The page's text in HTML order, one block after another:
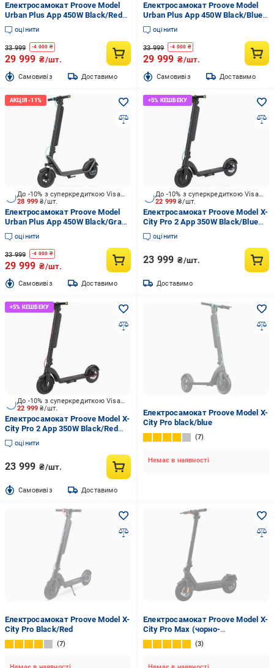
Електросамокат Proove Model
Urban Plus App 450W Black/Red
(URBP45035402)
оцінити
33 999 -4 000 ₴
29 999 ₴/шт.
Cамовивіз Доставимо
Електросамокат Proove Model
Urban Plus App 450W Black/Blue
(URBP45035403)
оцінити
33 999 -4 000 ₴
29 999 ₴/шт.
Cамовивіз Доставимо
28 999₴/шт.
До -10% з суперкредиткою Visa Вигода
Електросамокат Proove Model
Urban Plus App 450W Black/Gray
(URBP45035401)
оцінити
33 999 -4 000 ₴
29 999 ₴/шт.
Cамовивіз Доставимо
22 999₴/шт.
До -10% з суперкредиткою Visa Вигода
Електросамокат Proove Model X-
City Pro 2 App 350W Black/Blue
(XCPN35025101)
оцінити
23 999 ₴/шт.
Доставимо
22 999₴/шт.
До -10% з суперкредиткою Visa Вигода
Електросамокат Proove Model X-
City Pro 2 App 350W Black/Red
(XCPN35025102)
оцінити
23 999 ₴/шт.
Cамовивіз Доставимо
Електросамокат Proove Model X-
City Pro black/blue
7
Немає в наявності
Електросамокат Proove Model X-
City Pro Black/Red
7
Електросамокат Proove Model X-
City Pro Max (чорно-
помаранчевий)
3